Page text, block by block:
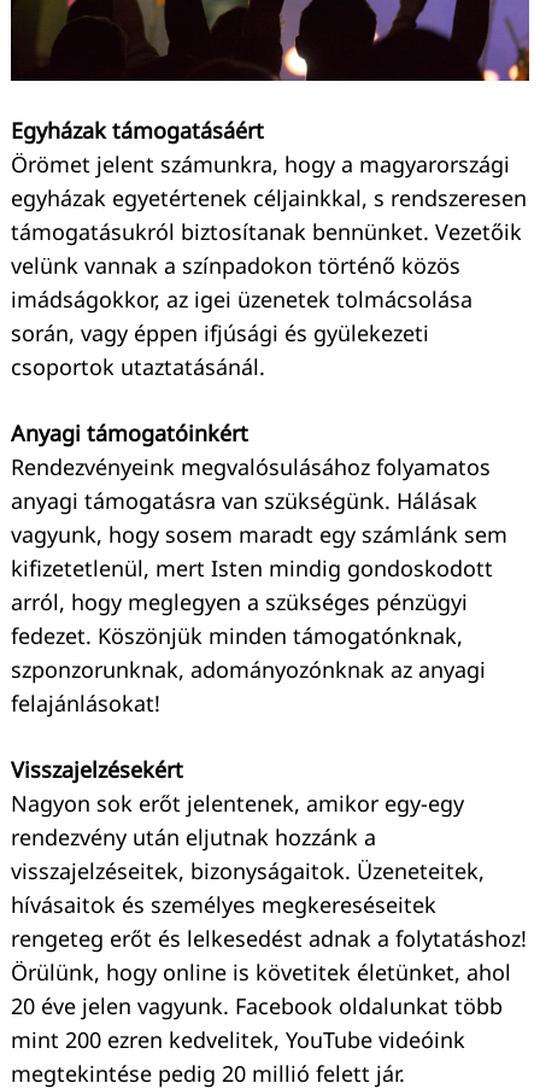
Egyházak támogatásáért
Örömet jelent számunkra, hogy a magyarországi
egyházak egyetértenek céljainkkal, s rendszeresen
támogatásukról biztosítanak bennünket. Vezetőik
velünk vannak a színpadokon történő közös
imádságokkor, az igei üzenetek tolmácsolása
során, vagy éppen ifjúsági és gyülekezeti
csoportok utaztatásánál.
Anyagi támogatóinkért
Rendezvényeink megvalósulásához folyamatos
anyagi támogatásra van szükségünk. Hálásak
vagyunk, hogy sosem maradt egy számlánk sem
kifizetetlenül, mert Isten mindig gondoskodott
arról, hogy meglegyen a szükséges pénzügyi
fedezet. Köszönjük minden támogatónknak,
szponzorunknak, adományozónknak az anyagi
felajánlásokat!
Visszajelzésekért
Nagyon sok erőt jelentenek, amikor egy-egy
rendezvény után eljutnak hozzánk a
visszajelzéseitek, bizonyságaitok. Üzeneteitek,
hívásaitok és személyes megkereséseitek
rengeteg erőt és lelkesedést adnak a folytatáshoz!
Örülünk, hogy online is követitek életünket, ahol
20 éve jelen vagyunk. Facebook oldalunkat több
mint 200 ezren kedvelitek, YouTube videóink
megtekintése pedig 20 millió felett jár.